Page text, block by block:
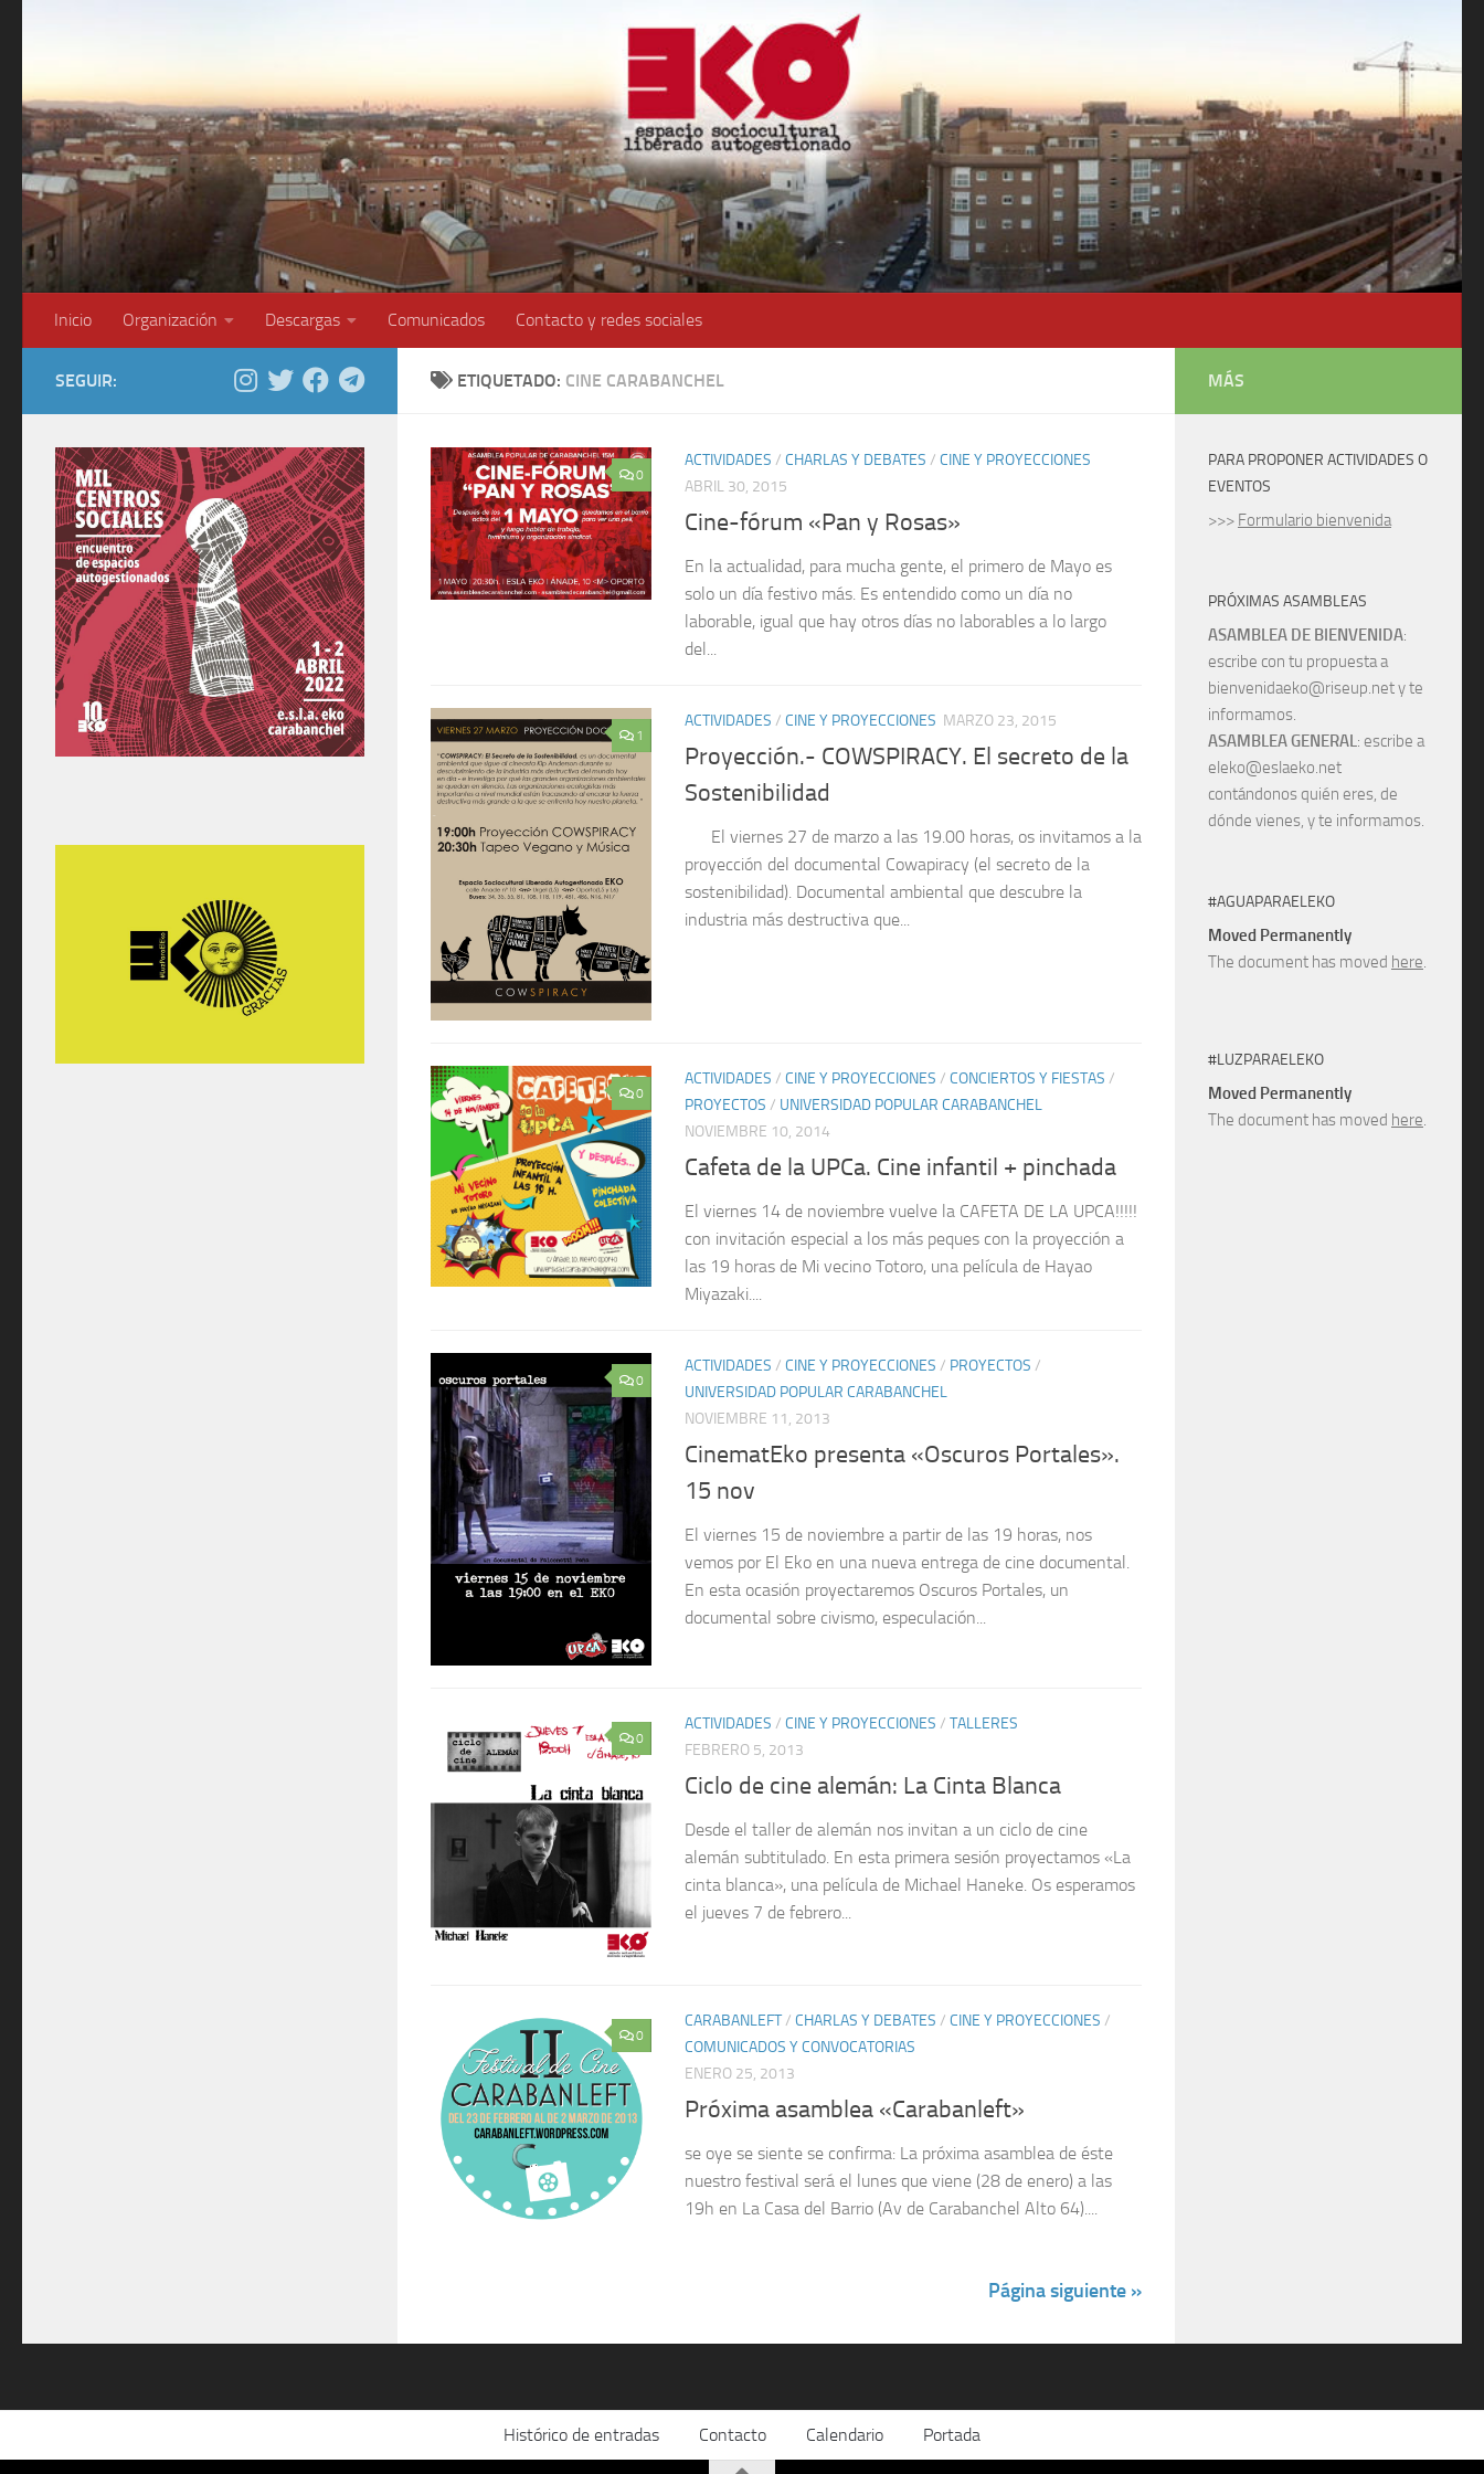
Inicio Organización Descargas Comunicados Contacto y redes sociales
ETIQUETADO: CINE CARABANCHEL
0
ACTIVIDADES / CHARLAS Y DEBATES / CINE Y PROYECCIONES
ABRIL 30, 2015
Cine-fórum «Pan y Rosas»
En la actualidad, para mucha gente, el primero de Mayo es
solo un día festivo más. Es entendido como un día no
laborable, igual que hay otros días no laborables a lo largo
del...
1
ACTIVIDADES / CINE Y PROYECCIONES MARZO 23, 2015
Proyección.- COWSPIRACY. El secreto de la
Sostenibilidad
El viernes 27 de marzo a las 19.00 horas, os invitamos a la
proyección del documental Cowapiracy (el secreto de la
sostenibilidad). Documental ambiental que descubre la
industria más destructiva que...
0
ACTIVIDADES / CINE Y PROYECCIONES / CONCIERTOS Y FIESTAS /
PROYECTOS / UNIVERSIDAD POPULAR CARABANCHEL
NOVIEMBRE 10, 2014
Cafeta de la UPCa. Cine infantil + pinchada
El viernes 14 de noviembre vuelve la CAFETA DE LA UPCA!!!!!
con invitación especial a los más peques con la proyección a
las 19 horas de Mi vecino Totoro, una película de Hayao
Miyazaki....
0
ACTIVIDADES / CINE Y PROYECCIONES / PROYECTOS /
UNIVERSIDAD POPULAR CARABANCHEL
NOVIEMBRE 11, 2013
CinematEko presenta «Oscuros Portales».
15 nov
El viernes 15 de noviembre a partir de las 19 horas, nos
vemos por El Eko en una nueva entrega de cine documental.
En esta ocasión proyectaremos Oscuros Portales, un
documental sobre civismo, especulación...
0
ACTIVIDADES / CINE Y PROYECCIONES / TALLERES
FEBRERO 5, 2013
Ciclo de cine alemán: La Cinta Blanca
Desde el taller de alemán nos invitan a un ciclo de cine
alemán subtitulado. En esta primera sesión proyectamos «La
cinta blanca», una película de Michael Haneke. Os esperamos
el jueves 7 de febrero...
0
CARABANLEFT/ CHARLAS Y DEBATES / CINE Y PROYECCIONES /
COMUNICADOS Y CONVOCATORIAS
ENERO 25, 2013
Próxima asamblea «Carabanleft»
se oye se siente se confirma: La próxima asamblea de éste
nuestro festival será el lunes que viene (28 de enero) a las
19h en La Casa del Barrio (Av de Carabanchel Alto 64)....
Página siguiente »
SEGUIR: MÁS
PARA PROPONER ACTIVIDADES O
EVENTOS
>>> Formulario bienvenida
PRÓXIMAS ASAMBLEAS
ASAMBLEA DE BIENVENIDA:
escribe con tu propuesta a
bienvenidaeko@riseup.net y te
informamos.
ASAMBLEA GENERAL: escribe a
eleko@eslaeko.net
contándonos quién eres, de
dónde vienes, y te informamos.
#AGUAPARAELEKO
Moved Permanently
The document has moved here.
#LUZPARAELEKO
Moved Permanently
The document has moved here.
Histórico de entradas Contacto Calendario Portada